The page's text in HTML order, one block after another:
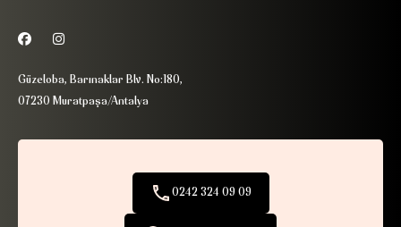
Güzeloba, Barınaklar Blv. No:180,
07230 Muratpaşa/Antalya
0242 324 09 09